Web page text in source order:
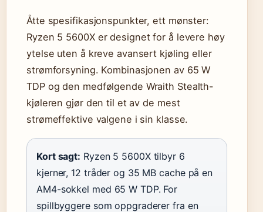
Åtte spesifikasjonspunkter, ett mønster:
Ryzen 5 5600X er designet for å levere høy
ytelse uten å kreve avansert kjøling eller
strømforsyning. Kombinasjonen av 65 W
TDP og den medfølgende Wraith Stealth-
kjøleren gjør den til et av de mest
strømeffektive valgene i sin klasse.
Kort sagt: Ryzen 5 5600X tilbyr 6
kjerner, 12 tråder og 35 MB cache på en
AM4-sokkel med 65 W TDP. For
spillbyggere som oppgraderer fra en